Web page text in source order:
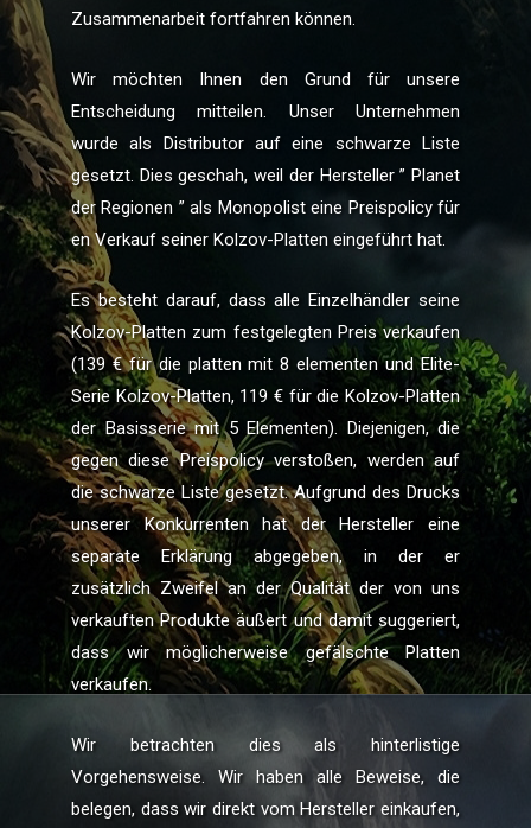
Zusammenarbeit fortfahren können.
Wir möchten Ihnen den Grund für unsere
Entscheidung mitteilen. Unser Unternehmen
wurde als Distributor auf eine schwarze Liste
gesetzt. Dies geschah, weil der Hersteller ” Planet
der Regionen ” als Monopolist eine Preispolicy für
en Verkauf seiner Kolzov-Platten eingeführt hat.
Es besteht darauf, dass alle Einzelhändler seine
Kolzov-Platten zum festgelegten Preis verkaufen
(139 € für die platten mit 8 elementen und Elite-
Serie Kolzov-Platten, 119 € für die Kolzov-Platten
der Basisserie mit 5 Elementen). Diejenigen, die
gegen diese Preispolicy verstoßen, werden auf
die schwarze Liste gesetzt. Aufgrund des Drucks
unserer Konkurrenten hat der Hersteller eine
separate Erklärung abgegeben, in der er
zusätzlich Zweifel an der Qualität der von uns
verkauften Produkte äußert und damit suggeriert,
dass wir möglicherweise gefälschte Platten
verkaufen.
Wir betrachten dies als hinterlistige
Vorgehensweise. Wir haben alle Beweise, die
belegen, dass wir direkt vom Hersteller einkaufen,